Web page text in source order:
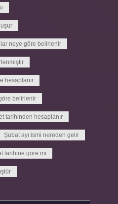
neye göre belirlenir
hesaplanır
belirlenir
tarihinden hesaplanır
Şubat ayı ismi nereden gelir
tarihine göre mi